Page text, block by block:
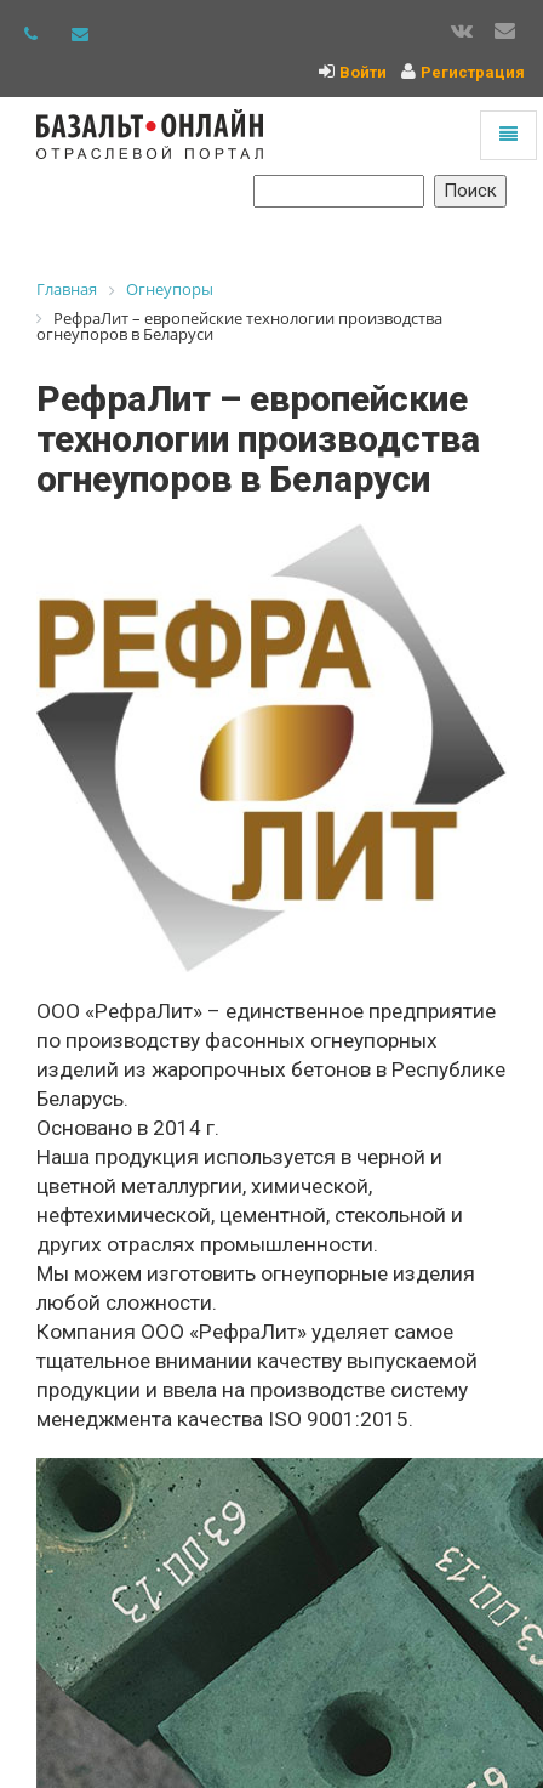
Войти Регистрация
Главная
Огнеупоры
РефраЛит – европейские технологии производства
огнеупоров в Беларуси
РефраЛит – европейские
технологии производства
огнеупоров в Беларуси
ООО «РефраЛит» – единственное предприятие
по производству фасонных огнеупорных
изделий из жаропрочных бетонов в Республике
Беларусь.
Основано в 2014 г.
Наша продукция используется в черной и
цветной металлургии, химической,
нефтехимической, цементной, стекольной и
других отраслях промышленности.
Мы можем изготовить огнеупорные изделия
любой сложности.
Компания ООО «РефраЛит» уделяет самое
тщательное внимании качеству выпускаемой
продукции и ввела на производстве систему
менеджмента качества ISO 9001:2015.